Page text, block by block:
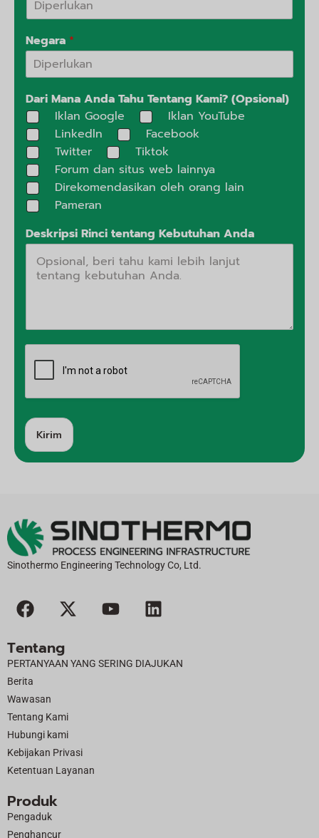
Negara *
Dari Mana Anda Tahu Tentang Kami? (Opsional)
Iklan Google
Iklan YouTube
Linkedln
Facebook
Twitter
Tiktok
Forum dan situs web lainnya
Direkomendasikan oleh orang lain
Pameran
Deskripsi Rinci tentang Kebutuhan Anda
Kirim
A
n
a
ti
f:
Sinothermo Engineering Technology Co, Ltd.
F
a
e
b
o
o
k
X
-
i
t
e
r
Y
o
u
L
i
e
Tentang
PERTANYAAN YANG SERING DIAJUKAN
Berita
Wawasan
Tentang Kami
Hubungi kami
Kebijakan Privasi
Ketentuan Layanan
Produk
Pengaduk
Penghancur